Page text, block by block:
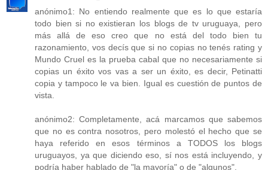
anónimo1: No entiendo realmente que es lo que estaría
todo bien si no existieran los blogs de tv uruguaya, pero
más allá de eso creo que no está del todo bien tu
razonamiento, vos decís que si no copias no tenés rating y
Mundo Cruel es la prueba cabal que no necesariamente si
copias un éxito vos vas a ser un éxito, es decir, Petinatti
copia y tampoco le va bien. Igual es cuestión de puntos de
vista.
anónimo2: Completamente, acá marcamos que sabemos
que no es contra nosotros, pero molestó el hecho que se
haya referido en esos términos a TODOS los blogs
uruguayos, ya que diciendo eso, sí nos está incluyendo, y
podría haber hablado de "la mayoría" o de "algunos".